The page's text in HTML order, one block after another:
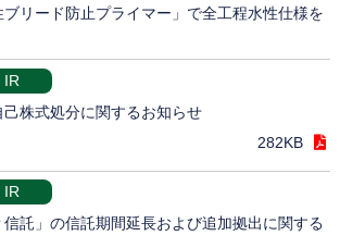
リード防止プライマー」で全工程水性仕様を
IR
株式処分に関するお知らせ
282KB
IR
信託」の信託期間延長および追加拠出に関する